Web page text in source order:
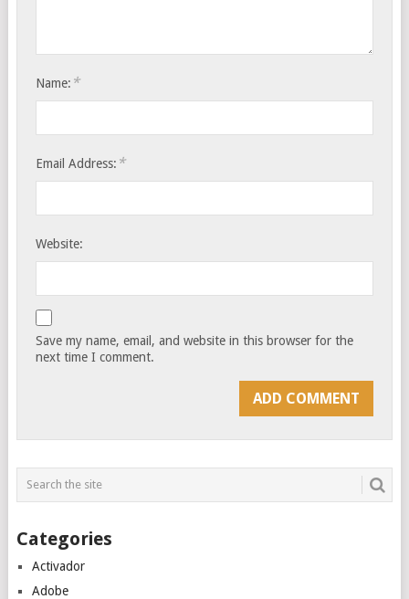
Name: *
Email Address: *
Website:
Save my name, email, and website in this browser for the
next time I comment.
Categories
Activador
Adobe